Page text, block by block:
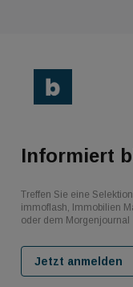
Informiert
Treffen Sie eine
immoflash, Immobilien
oder dem Morgenjournal
Jetzt anmelden